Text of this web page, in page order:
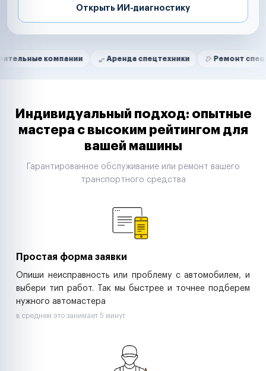
Открыть ИИ-диагностику
Нам доверяютАренда спецтехники Ремонт спецтехники
Маркетплейсы
Таксопарки
Автодилеры
Строительные компании
Аренда спецтехники
Индивидуальный подход: опытные
мастера с высоким рейтингом для
вашей машины
Гарантированное обслуживание или ремонт вашего
транспортного средства
Простая форма заявки
Опиши неисправность или проблему с автомобилем, и
выбери тип работ. Так мы быстрее и точнее подберем
нужного автомастера
в среднем это занимает 5 минут